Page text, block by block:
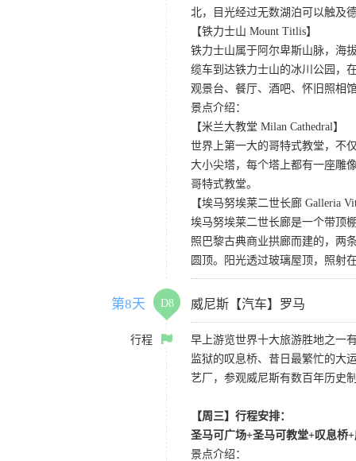
北，目光经过无数湖泊可以触及
【铁力士山 Mount Titlis】
铁力士山属于阿尔卑斯山脉，海
缆车到达铁力士山的冰川公园，
观景台、餐厅、酒吧、怀旧照相
景点介绍：
【米兰大教堂 Milan Cathedral】
世界上第一大的哥特式教堂，不
大小尖塔，每个塔上都有一座雕
哥特式教堂。
【埃马努埃莱二世长廊 Galleria
埃马努埃莱二世长廊是一个带顶
照巴黎古典商业拱廊而建的，两
圆顶。阳光透过玻璃屋顶，照射
第8天 D8 威尼斯【汽车】罗马
行程
早上游览世界十大旅游胜地之一
监狱的叹息桥、昔日最繁忙的大
艺厂，参观威尼斯有数百年历史
【周三】行程安排：
圣马可广场+圣马可教堂+叹息桥
景点介绍：